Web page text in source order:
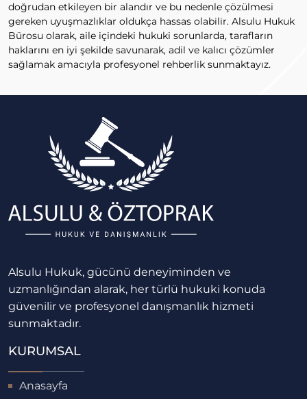
doğrudan etkileyen bir alandır ve bu nedenle çözülmesi
gereken uyuşmazlıklar oldukça hassas olabilir. Alsulu Hukuk
Bürosu olarak, aile içindeki hukuki sorunlarda, tarafların
haklarını en iyi şekilde savunarak, adil ve kalıcı çözümler
sağlamak amacıyla profesyonel rehberlik sunmaktayız.
Alsulu Hukuk, gücünü deneyiminden ve
uzmanlığından alarak, her türlü hukuki konuda
güvenilir ve profesyonel danışmanlık hizmeti
sunmaktadır.
KURUMSAL
Anasayfa